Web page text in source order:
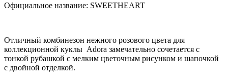
Официальное название: SWEETHEART
Отличный комбинезон нежного розового цвета для
коллекционной куклы Adora замечательно сочетается с
тонкой рубашкой с мелким цветочным рисунком и шапочкой
с двойной отделкой.